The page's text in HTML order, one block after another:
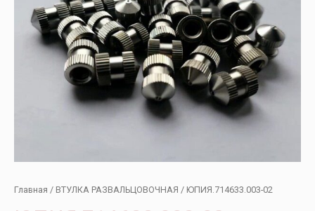
Главная / ВТУЛКА РАЗВАЛЬЦОВОЧНАЯ / ЮПИЯ.714633.003-02